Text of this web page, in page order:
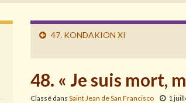
47. KONDAKION XI
48. « Je suis mort,
Classé dans Saint Jean de San Francisco 1